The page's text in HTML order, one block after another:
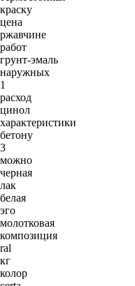
краску
цена
ржавчине
работ
грунт-эмаль
наружных
1
расход
цинол
характеристики
бетону
3
можно
черная
лак
белая
эго
молотковая
композиция
ral
кг
колор